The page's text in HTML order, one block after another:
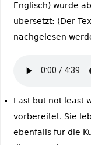
Englisch) wurde
übersetzt: (Der
nachgelesen
Last but not least
vorbereitet. Sie
ebenfalls für die